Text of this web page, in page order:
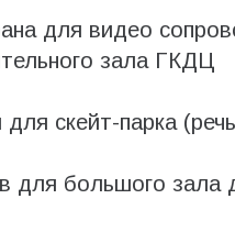
для видео
зала ГКДЦ
скейт-парка
для большого зала